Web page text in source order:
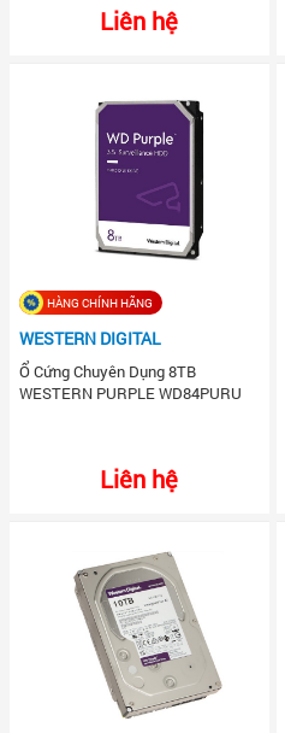
Liên hệ
HÀNG CHÍNH HÃNG
WESTERN DIGITAL
Ổ Cứng Chuyên Dụng 8TB
WESTERN PURPLE WD84PURU
Liên hệ